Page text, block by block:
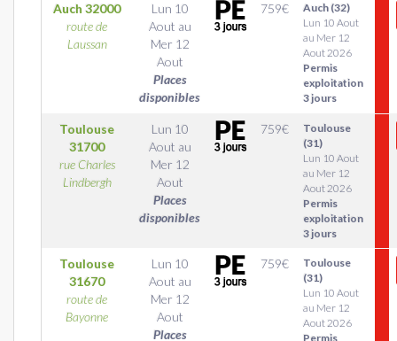
Auch 32000
route de
Laussan
Lun 10
Aout au
Mer 12
Aout
Places
disponibles
759€
Auch (32)
Lun 10 Aout
au Mer 12
Aout 2026
Permis
exploitation
3 jours
Toulouse
31700
rue Charles
Lindbergh
Lun 10
Aout au
Mer 12
Aout
Places
disponibles
759€
Toulouse
(31)
Lun 10 Aout
au Mer 12
Aout 2026
Permis
exploitation
3 jours
Toulouse
31670
route de
Bayonne
Lun 10
Aout au
Mer 12
Aout
Places
759€
Toulouse
(31)
Lun 10 Aout
au Mer 12
Aout 2026
Permis